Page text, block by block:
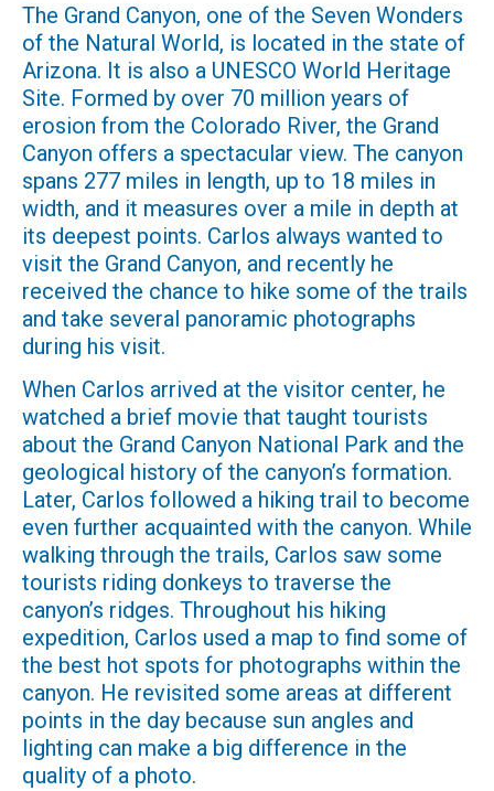
The Grand Canyon, one of the Seven Wonders
of the Natural World, is located in the state of
Arizona. It is also a UNESCO World Heritage
Site. Formed by over 70 million years of
erosion from the Colorado River, the Grand
Canyon offers a spectacular view. The canyon
spans 277 miles in length, up to 18 miles in
width, and it measures over a mile in depth at
its deepest points. Carlos always wanted to
visit the Grand Canyon, and recently he
received the chance to hike some of the trails
and take several panoramic photographs
during his visit.
When Carlos arrived at the visitor center, he
watched a brief movie that taught tourists
about the Grand Canyon National Park and the
geological history of the canyon’s formation.
Later, Carlos followed a hiking trail to become
even further acquainted with the canyon. While
walking through the trails, Carlos saw some
tourists riding donkeys to traverse the
canyon’s ridges. Throughout his hiking
expedition, Carlos used a map to find some of
the best hot spots for photographs within the
canyon. He revisited some areas at different
points in the day because sun angles and
lighting can make a big difference in the
quality of a photo.